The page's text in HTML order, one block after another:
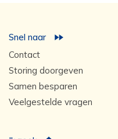
Snel naar
Contact
Storing doorgeven
Samen besparen
Veelgestelde vragen